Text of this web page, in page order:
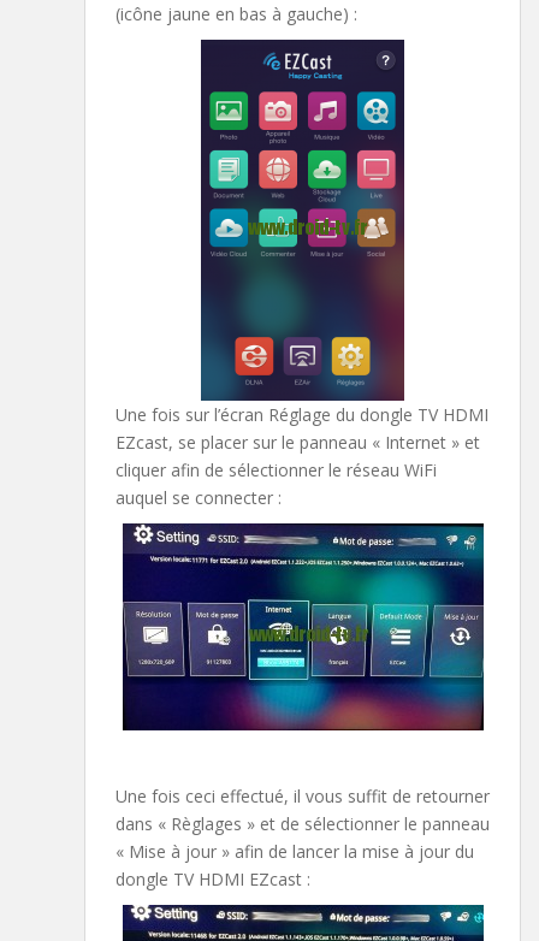
(icône jaune en bas à gauche) :
Une fois sur l’écran Réglage du dongle TV HDMI
EZcast, se placer sur le panneau « Internet » et
cliquer afin de sélectionner le réseau WiFi
auquel se connecter :
Une fois ceci effectué, il vous suffit de retourner
dans « Règlages » et de sélectionner le panneau
« Mise à jour » afin de lancer la mise à jour du
dongle TV HDMI EZcast :